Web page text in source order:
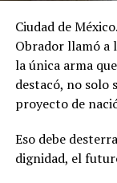
Ciudad de
Obrador llamó a
la única arma
destacó, no solo
proyecto de
Eso debe
dignidad, el